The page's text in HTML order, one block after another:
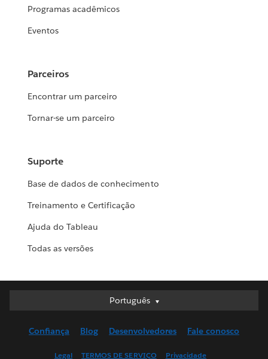
Programas acadêmicos
Eventos
Parceiros
Encontrar um parceiro
Tornar-se um parceiro
Suporte
Base de dados de conhecimento
Treinamento e Certificação
Ajuda do Tableau
Todas as versões
Português
Português
English (UK)
Confiança Blog Desenvolvedores Fale conosco
Legal TERMOS DE SERVIÇO Privacidade